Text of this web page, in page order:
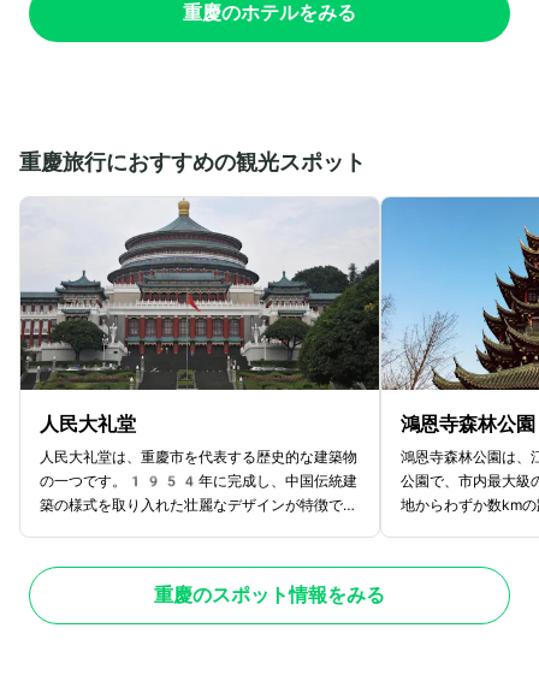
重慶のホテルをみる
重慶旅行におすすめの観光スポット
人民大礼堂
人民大礼堂は、重慶市を代表する歴史的な建築物
の一つです。1954年に完成し、中国伝統建
築の様式を取り入れた壮麗なデザインが特徴で
ころです。建物の高さは約65m、総面積は約
25,000平方mに及び、内部には約4,0
00席を備えた大ホールがあります。ここでは
鴻恩寺森林公園
鴻恩寺森林公園は、
公園で、市内最大級
地からわずか数km
立っている歴史あ
立された寺院は、
であり、壮麗な建築
重慶のスポット情報をみる